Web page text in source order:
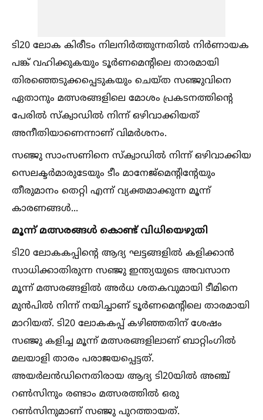
ടി20 ലോക കിരീടം നിലനിർത്തുന്നതില്‍ നിർണായക
പങ്ക് വഹിക്കുകയും ടൂർണമെന്റിലെ താരമായി
തിരഞ്ഞെടുക്കപ്പെടുകയും ചെയ്ത സഞ്ജുവിനെ
ഏതാനും മത്സരങ്ങളിലെ മോശം പ്രകടനത്തിന്റെ
പേരില്‍ സ്ക്വാഡില്‍ നിന്ന് ഒഴിവാക്കിയത്
അനീതിയാണെന്നാണ് വിമർശനം.
സഞ്ജു സാംസണിനെ സ്ക്വാഡില്‍ നിന്ന് ഒഴിവാക്കിയ
സെലക്ടർമാരുടേയും ടീം മാനേജ്മെന്റിന്റേയും
തീരുമാനം തെറ്റി എന്ന് വ്യക്തമാക്കുന്ന മൂന്ന്
കാരണങ്ങള്‍...
മൂന്ന് മത്സരങ്ങള്‍ കൊണ്ട് വിധിയെഴുതി
ടി20 ലോകകപ്പിന്റെ ആദ്യ ഘട്ടങ്ങളില്‍ കളിക്കാൻ
സാധിക്കാതിരുന്ന സഞ്ജു ഇന്ത്യയുടെ അവസാന
മൂന്ന് മത്സരങ്ങളില്‍ അർധ ശതകവുമായി ടീമിനെ
മുൻപില്‍ നിന്ന് നയിച്ചാണ് ടൂർണമെന്റിലെ താരമായി
മാറിയത്. ടി20 ലോകകപ്പ് കഴിഞ്ഞതിന് ശേഷം
സഞ്ജു കളിച്ച മൂന്ന് മത്സരങ്ങളിലാണ് ബാറ്റിംഗില്‍
മലയാളി താരം പരാജയപ്പെട്ടത്.
അയർലൻഡിനെതിരായ ആദ്യ ടി20യില്‍ അഞ്ച്
റണ്‍സിനും രണ്ടാം മത്സരത്തില്‍ ഒരു
റണ്‍സിനുമാണ് സഞ്ജു പുറത്തായത്.